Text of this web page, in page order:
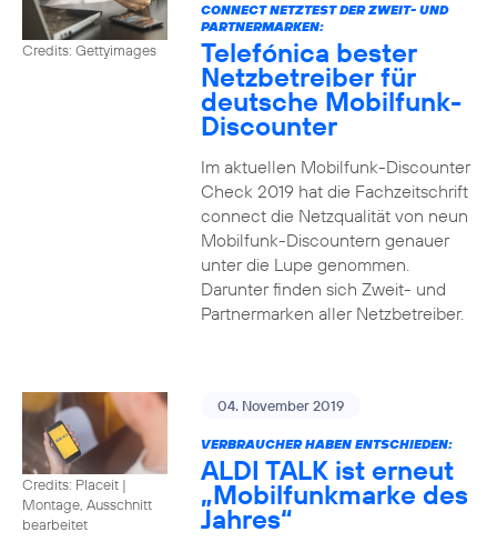
Credits: Gettyimages
CONNECT NETZTEST DER ZWEIT- UND
PARTNERMARKEN:
Telefónica bester
Netzbetreiber für
deutsche Mobilfunk-
Discounter
Im aktuellen Mobilfunk-Discounter
Check 2019 hat die Fachzeitschrift
connect die Netzqualität von neun
Mobilfunk-Discountern genauer
unter die Lupe genommen.
Darunter finden sich Zweit- und
Partnermarken aller Netzbetreiber.
Credits: Placeit |
Montage, Ausschnitt
bearbeitet
04. November 2019
VERBRAUCHER HABEN ENTSCHIEDEN:
ALDI TALK ist erneut
„Mobilfunkmarke des
Jahres“